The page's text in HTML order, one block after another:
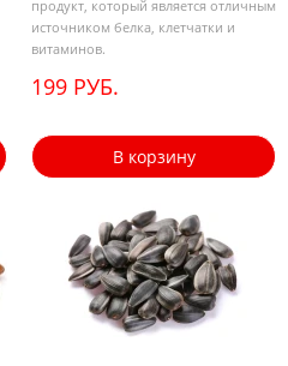
продукт, который является отличным
источником белка, клетчатки и
витаминов.
199 РУБ.
В корзину